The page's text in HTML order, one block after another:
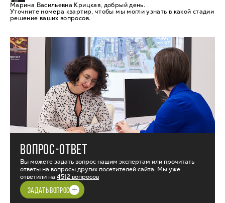
Марина Васильевна Крицкая, добрый день.
Уточните номера квартир, чтобы мы могли узнать в какой стадии
решение ваших вопросов.
ВОПРОС-ОТВЕТ
Вы можете задать вопрос нашим экспертам или прочитать
ответы на вопросы других посетителей сайта. Мы уже
ответили на 4512 вопросов
ЗАДАТЬ ВОПРОС